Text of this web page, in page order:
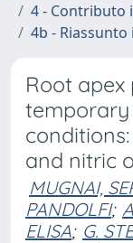
4 - Contributo
4b -
Root apex
and nitric
MUGNAI,
PANDOLFI;
ELISA; G.